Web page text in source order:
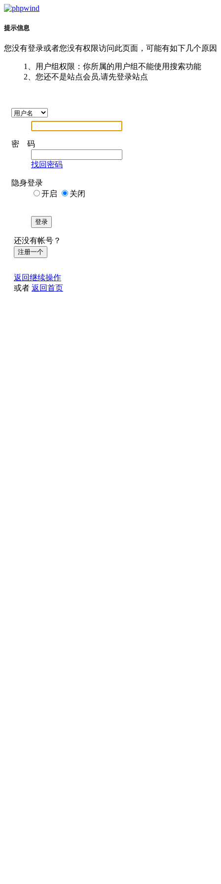
提示信息
您没有登录或者您没有权限访问此页面，可能有如下几个原因
1、用户组权限：你所属的用户组不能使用搜索功能
2、您还不是站点会员,请先登录站点
密 码
找回密码
隐身登录
开启
关闭
登录
还没有帐号？
注册一个
返回继续操作
或者 返回首页